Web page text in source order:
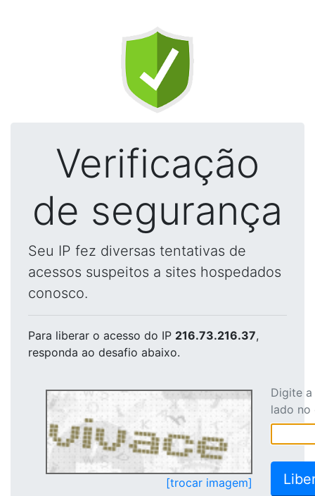
Verificação
de segurança
Seu IP fez diversas tentativas de
acessos suspeitos a sites hospedados
conosco.
Para liberar o acesso do IP 216.73.216.37,
responda ao desafio abaixo.
[trocar imagem]
Digite
lado no